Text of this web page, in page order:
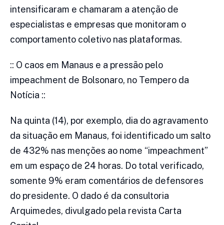
intensificaram e chamaram a atenção de
especialistas e empresas que monitoram o
comportamento coletivo nas plataformas.
:: O caos em Manaus e a pressão pelo
impeachment de Bolsonaro, no Tempero da
Notícia ::
Na quinta (14), por exemplo, dia do agravamento
da situação em Manaus, foi identificado um salto
de 432% nas menções ao nome “impeachment”
em um espaço de 24 horas. Do total verificado,
somente 9% eram comentários de defensores
do presidente. O dado é da consultoria
Arquimedes, divulgado pela revista Carta